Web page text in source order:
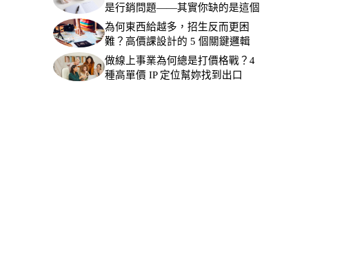
是行銷問題——其實你缺的是這個
為何東西給越多，招生反而更困
難？高價課設計的 5 個關鍵邏輯
做線上事業為何總是打價格戰？4
種高單價 IP 定位幫妳找到出口